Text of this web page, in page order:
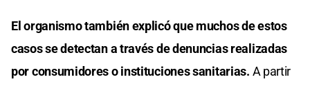
El organismo también explicó que muchos de estos
casos se detectan a través de denuncias realizadas
por consumidores o instituciones sanitarias. A partir